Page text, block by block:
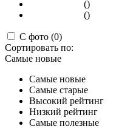
()
()
С фото (0)
Сортировать по:
Самые новые
Самые новые
Самые старые
Высокий рейтинг
Низкий рейтинг
Самые полезные